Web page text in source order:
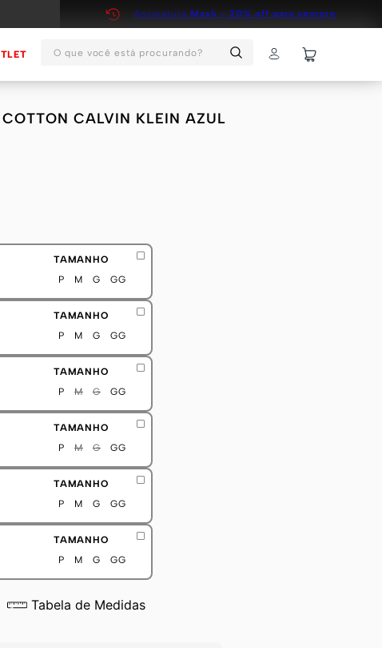
Assinatura Mash - 20% off para sempre
O que você está procurando?
CALVIN KLEIN AZUL
TAMANHO
P
M G GG
TAMANHO
P
M G GG
TAMANHO
P
M G GG
TAMANHO
P
M G GG
TAMANHO
P
M G GG
TAMANHO
P
M G GG
Tabela de Medidas